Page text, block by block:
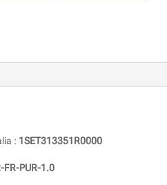
: 1SET313351R0000
PUR-1.0